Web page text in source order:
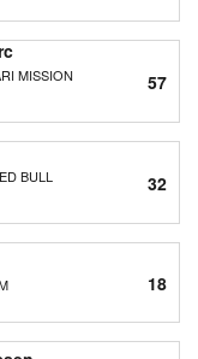
MISSION
57
BULL
32
18